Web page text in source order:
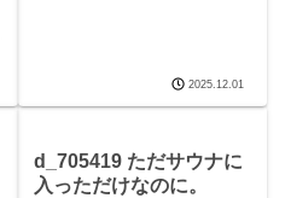
2025.12.01
d_705419 ただサウナに
入っただけなのに。